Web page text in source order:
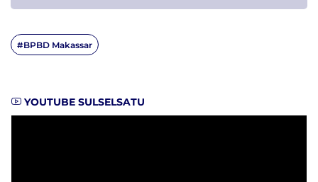
#BPBD Makassar
YOUTUBE SULSELSATU